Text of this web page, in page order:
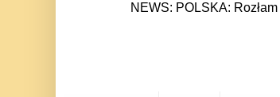
NEWS: POLSKA: Rozłam w